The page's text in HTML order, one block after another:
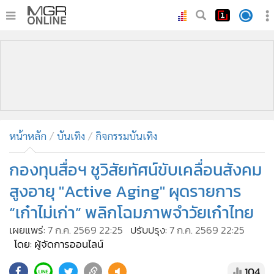
• บันเทิง
ผู้จัดการรายวัน
• คอลัมนิสต์
• ละคร
CbizReview
• Cyber BIZ
หน้าหลัก บันเทิง กิจกรรมบันเทิง
กองทุนสื่อฯ ชูวิสัยทัศน์ขับเคลื่อนสังคม
สูงอายุ "Active Aging" ผุดรายการ
“เก๋าไม่เก่า” พลิกโฉมภาพจำวัยเก๋าไทย
เผยแพร่:7 ก.ค. 2569 22:25 ปรับปรุง:7 ก.ค. 2569 22:25
โดย: ผู้จัดการออนไลน์